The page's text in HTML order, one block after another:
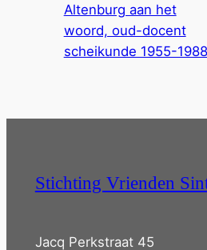
Altenburg aan het
woord, oud-docent
scheikunde 1955-1988
Stichting Vrienden
Jacq Perkstraat 45